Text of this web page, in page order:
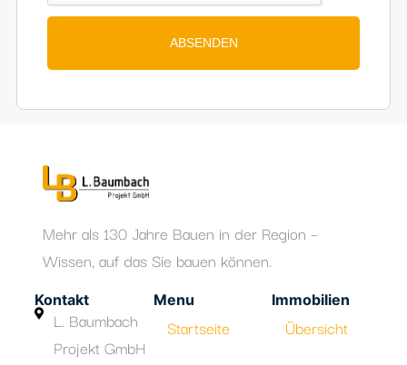
Mehr als 130 Jahre Bauen in der Region –
Wissen, auf das Sie bauen können.